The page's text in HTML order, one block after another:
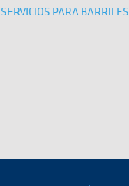
SERVICIOS PARA BARRILES